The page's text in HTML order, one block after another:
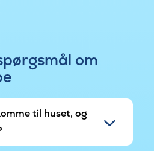
om
til huset, og